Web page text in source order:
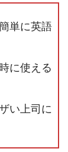
単に英語
に使える
い上司に